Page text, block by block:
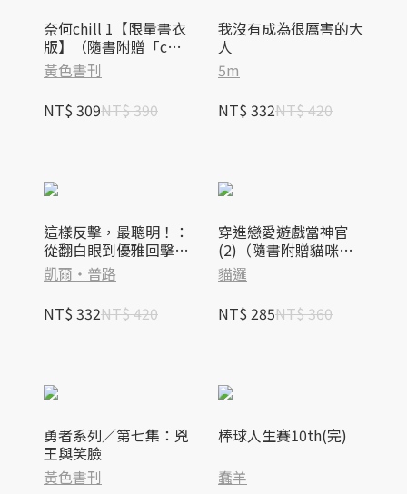
奈何chill 1【限量書衣
版】（隨書附贈「chill
兔蹦」超可愛透卡）
黃色書刊
NT$ 309NT$ 390
我沒有成為很厲害的大
人
5m
NT$ 332NT$ 420
這樣反擊，最聰明！：
從翻白眼到優雅回擊，
粉碎男性自尊的全方位
攻略109招
凱爾‧普路
NT$ 332NT$ 420
穿進戀愛遊戲當神官
(2)（隨書附贈貓咪造
型拇指扇）
貓邏
NT$ 285NT$ 360
勇者系列／第七集：兇
王與笑臉
黃色書刊
棒球人生賽10th(完)
蠢羊